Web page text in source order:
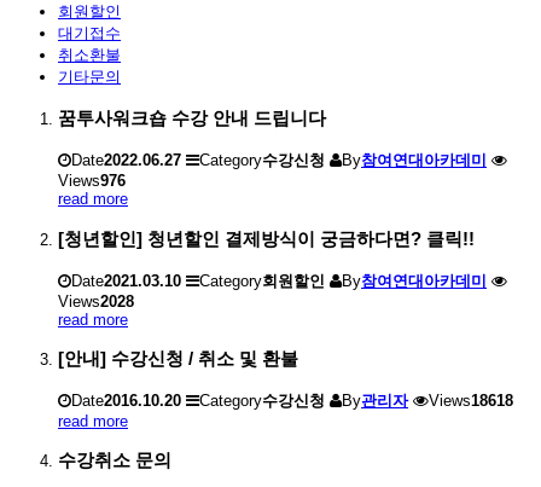
회원할인
대기접수
취소환불
기타문의
꿈투사워크숍 수강 안내 드립니다
Date2022.06.27 Category수강신청 By참여연대아카데미
Views976
read more
[청년할인] 청년할인 결제방식이 궁금하다면? 클릭!!
Date2021.03.10 Category회원할인 By참여연대아카데미
Views2028
read more
[안내] 수강신청 / 취소 및 환불
Date2016.10.20 Category수강신청 By관리자 Views18618
read more
수강취소 문의